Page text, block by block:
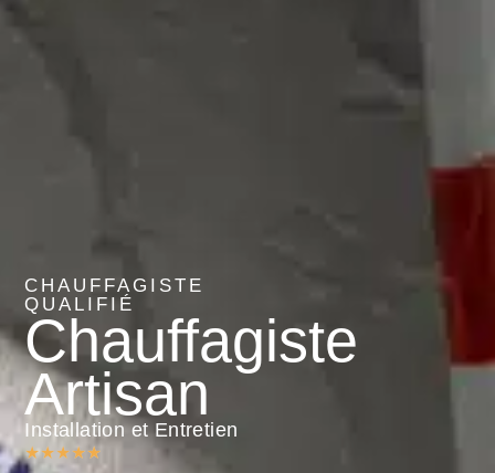
CHAUFFAGISTE
QUALIFIÉ
Chauffagiste
Artisan
Installation et Entretien
★★★★★